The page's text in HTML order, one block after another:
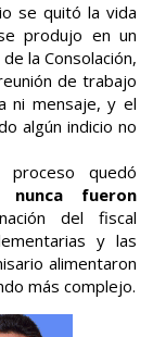
se quitó la vida
produjo en un
la Consolación,
de trabajo
ni mensaje, y el
algún indicio no
quedó
fueron
del fiscal
y las
alimentaron
más complejo.